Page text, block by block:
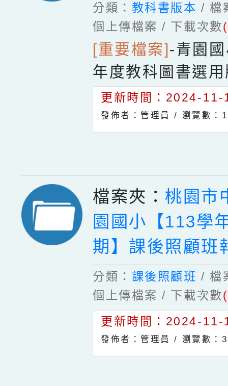
分類： 教科書版本 / 檔
個上傳檔案 / 下載次數
[重要檔案]-青園
年度教科圖書選
更新時間：2024-
發佈者：管理員 / 瀏覽數：
檔案夾： 桃園市
園國小【113學
期】課後照顧班
分類： 課後照顧班 / 檔
個上傳檔案 / 下載次數
更新時間：2024-
發佈者：管理員 / 瀏覽數：